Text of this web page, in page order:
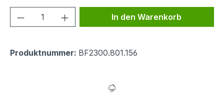
Produkt Anzahl: Gib denIn den Warenkorb
Produktnummer: BF2300.801.156